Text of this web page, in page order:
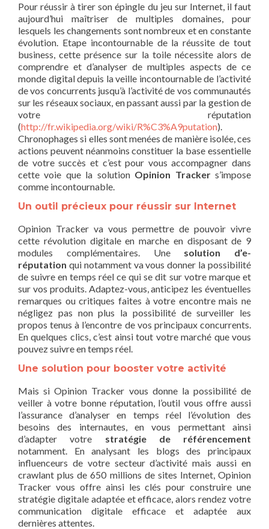
Pour réussir à tirer son épingle du jeu sur Internet, il faut
aujourd’hui maîtriser de multiples domaines, pour
lesquels les changements sont nombreux et en constante
évolution. Etape incontournable de la réussite de tout
business, cette présence sur la toile nécessite alors de
comprendre et d’analyser de multiples aspects de ce
monde digital depuis la veille incontournable de l’activité
de vos concurrents jusqu’à l’activité de vos communautés
sur les réseaux sociaux, en passant aussi par la gestion de
votre réputation
(http://fr.wikipedia.org/wiki/R%C3%A9putation).
Chronophages si elles sont menées de manière isolée, ces
actions peuvent néanmoins constituer la base essentielle
de votre succès et c’est pour vous accompagner dans
cette voie que la solution Opinion Trackers’impose
comme incontournable.
Un outil précieux pour réussir sur Internet
Opinion Tracker va vous permettre de pouvoir vivre
cette révolution digitale en marche en disposant de 9
modules complémentaires. Une solution d’e-
réputation qui notamment va vous donner la possibilité
de suivre en temps réel ce qui se dit sur votre marque et
sur vos produits. Adaptez-vous, anticipez les éventuelles
remarques ou critiques faites à votre encontre mais ne
négligez pas non plus la possibilité de surveiller les
propos tenus à l’encontre de vos principaux concurrents.
En quelques clics, c’est ainsi tout votre marché que vous
pouvez suivre en temps réel.
Une solution pour booster votre activité
Mais si Opinion Tracker vous donne la possibilité de
veiller à votre bonne réputation, l’outil vous offre aussi
l’assurance d’analyser en temps réel l’évolution des
besoins des internautes, en vous permettant ainsi
d’adapter votre stratégie de référencement
notamment. En analysant les blogs des principaux
influenceurs de votre secteur d’activité mais aussi en
crawlant plus de 650 millions de sites Internet, Opinion
Tracker vous offre ainsi les clés pour construire une
stratégie digitale adaptée et efficace, alors rendez votre
communication digitale efficace et adaptée aux
dernières attentes.